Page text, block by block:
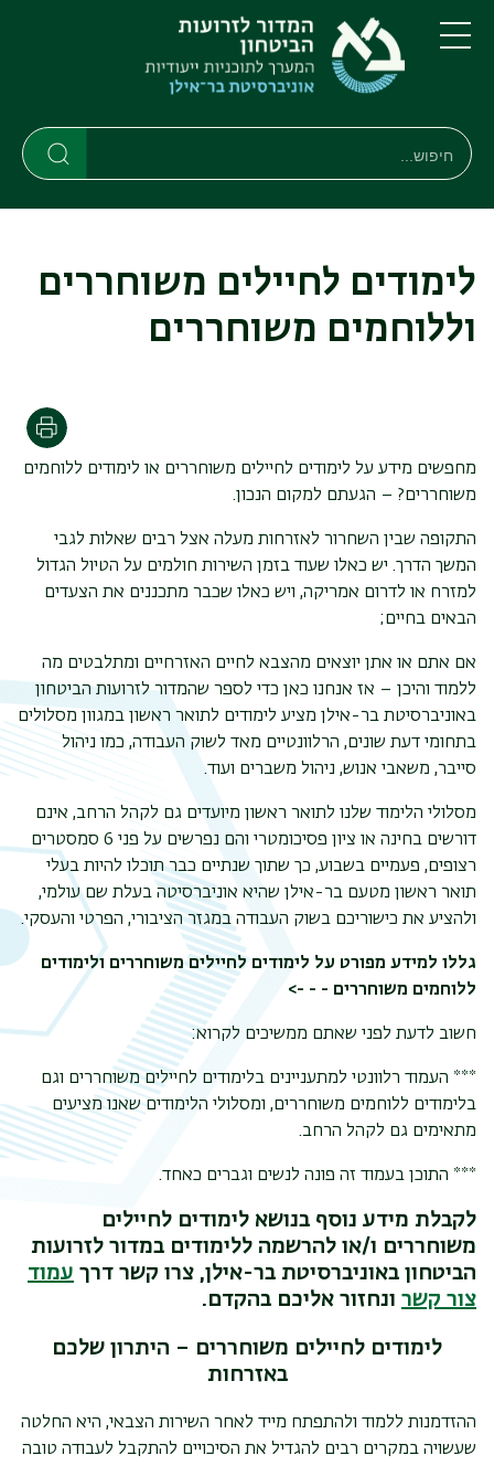
דילוג
לתוכן
העיקרי
דילוג
לתפריט
ניווט
ראשי
תפריט
חיפוש
חיפוש
לימודים לחיילים משוחררים
וללוחמים משוחררים
מחפשים מידע על לימודים לחיילים משוחררים או לימודים ללוחמים
משוחררים? – הגעתם למקום הנכון.
התקופה שבין השחרור לאזרחות מעלה אצל רבים שאלות לגבי
המשך הדרך. יש כאלו שעוד בזמן השירות חולמים על הטיול הגדול
למזרח או לדרום אמריקה, ויש כאלו שכבר מתכננים את הצעדים
הבאים בחיים;
אם אתם או אתן יוצאים מהצבא לחיים האזרחיים ומתלבטים מה
ללמוד והיכן – אז אנחנו כאן כדי לספר שהמדור לזרועות הביטחון
באוניברסיטת בר-אילן מציע לימודים לתואר ראשון במגוון מסלולים
בתחומי דעת שונים, הרלוונטיים מאד לשוק העבודה, כמו ניהול
סייבר, משאבי אנוש, ניהול משברים ועוד.
מסלולי הלימוד שלנו לתואר ראשון מיועדים גם לקהל הרחב, אינם
דורשים בחינה או ציון פסיכומטרי והם נפרשים על פני
6 סמסטרים
רצופים, פעמיים בשבוע, כך שתוך שנתיים כבר תוכלו להיות בעלי
תואר ראשון מטעם בר-אילן שהיא אוניברסיטה בעלת שם עולמי,
ולהציע את כישוריכם בשוק העבודה במגזר הציבורי, הפרטי והעסקי.
גללו למידע מפורט על לימודים לחיילים משוחררים ולימודים
ללוחמים משוחררים - - ->
חשוב לדעת לפני שאתם ממשיכים לקרוא:
*** העמוד רלוונטי למתעניינים בלימודים לחיילים משוחררים וגם
בלימודים ללוחמים משוחררים, ומסלולי הלימודים שאנו מציעים
מתאימים גם לקהל הרחב.
*** התוכן בעמוד זה פונה לנשים וגברים כאחד.
לקבלת מידע נוסף בנושא לימודים לחיילים
משוחררים ו/או להרשמה ללימודים במדור לזרועות
הביטחון באוניברסיטת בר-אילן, צרו קשר דרך עמוד
צור קשר ונחזור אליכם בהקדם.
לימודים לחיילים משוחררים – היתרון שלכם
באזרחות
ההזדמנות ללמוד ולהתפתח מייד לאחר השירות הצבאי, היא החלטה
שעשויה במקרים רבים להגדיל את הסיכויים להתקבל לעבודה טובה